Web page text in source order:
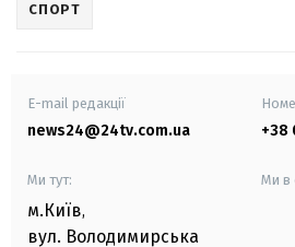
СПОРТ
E-mail редакції
news24@24tv.com.ua +38
Ми тут:
м.Київ,
вул. Володимирська
Ми в